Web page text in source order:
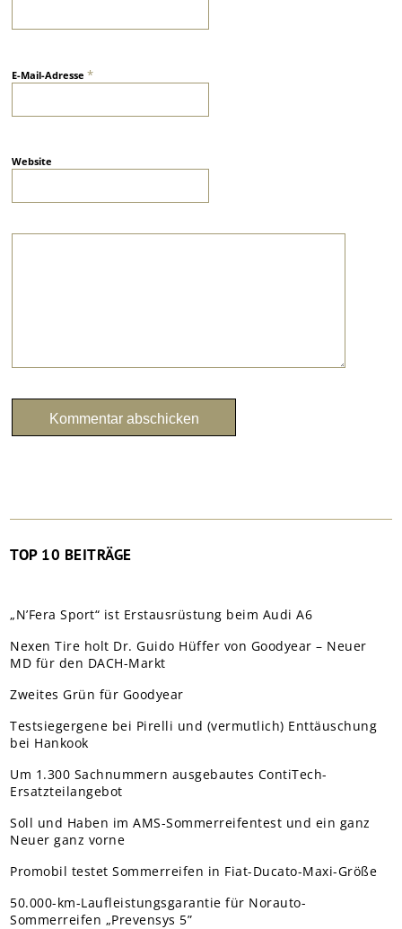
E-Mail-Adresse*
Website
TOP 10 BEITRÄGE
„N’Fera Sport“ ist Erstausrüstung beim Audi A6
Nexen Tire holt Dr. Guido Hüffer von Goodyear – Neuer
MD für den DACH-Markt
Zweites Grün für Goodyear
Testsiegergene bei Pirelli und (vermutlich) Enttäuschung
bei Hankook
Um 1.300 Sachnummern ausgebautes ContiTech-
Ersatzteilangebot
Soll und Haben im AMS-Sommerreifentest und ein ganz
Neuer ganz vorne
Promobil testet Sommerreifen in Fiat-Ducato-Maxi-Größe
50.000-km-Laufleistungsgarantie für Norauto-
Sommerreifen „Prevensys 5”